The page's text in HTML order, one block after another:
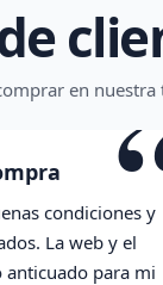
en nuestra
su
Genial la